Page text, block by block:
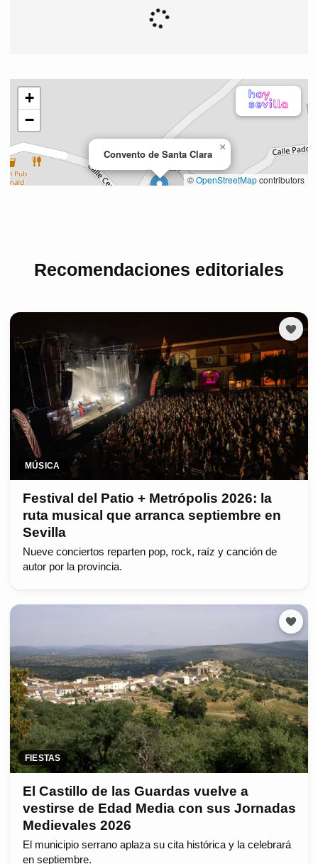
Recomendaciones editoriales
MÚSICA
Festival del Patio + Metrópolis 2026: la
ruta musical que arranca septiembre en
Sevilla
Nueve conciertos reparten pop, rock, raíz y canción de
autor por la provincia.
FIESTAS
El Castillo de las Guardas vuelve a
vestirse de Edad Media con sus Jornadas
Medievales 2026
El municipio serrano aplaza su cita histórica y la celebrará
en septiembre.